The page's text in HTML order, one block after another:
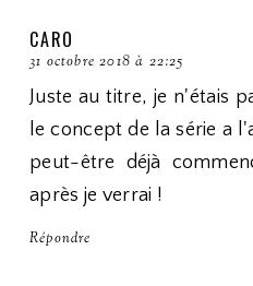
CARO
31 octobre 2018 à 22:25
Juste au titre, je n'étais
le concept de la série a
peut-être déjà
après je verrai !
Répondre